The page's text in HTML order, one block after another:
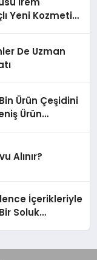
Yeni Kozmetik
De Uzman
Ürün Çeşidini
Ürün
Alınır?
İçerikleriyle
Soluk